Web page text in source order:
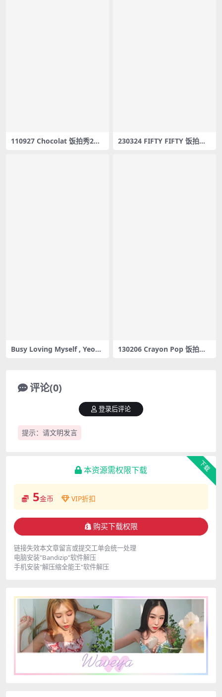
110927 Chocolat 饭拍秀2部f
230324 FIFTY FIFTY 饭拍秀2
Busy Loving Myself , Yeonji
130206 Crayon Pop 饭拍秀1
评论(0)
提示：请文明发言
登录后评论
下载
本资源需权限下载
5金币 VIP折扣
购买下载权限
链接失效本文章留言或提交工单会统一处理
电脑安装"Bandizip"软件解压
手机安装"解压缩全能王"软件解压